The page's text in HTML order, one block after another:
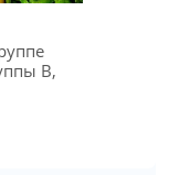
B,